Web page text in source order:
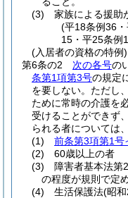
(3)
家族による援助
(平18条例36
15・平25条例
(入居者の資格の特例)
第6条の2
次の各号の
条第1項第3号の規定
を要しない。 ただし
ために常時の介護を
受けることができず
られる者については
(1)
前条第3項第1号
(2)
60歳以上の者
(3)
障害者基本法第
の程度が規則で定
(4)
生活保護法(昭